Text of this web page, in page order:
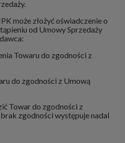
może złożyć oświadczenie o
od Umowy Sprzedaży
Towaru do zgodności z
do zgodności z Umową
Towar do zgodności z
zgodności występuje nadal